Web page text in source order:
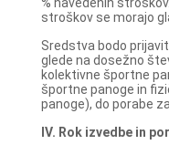
stroškov se morajo
Sredstva bodo
glede na dosežno
kolektivne športne
športne panoge in
panoge), do porabe
IV. Rok izvedbe in